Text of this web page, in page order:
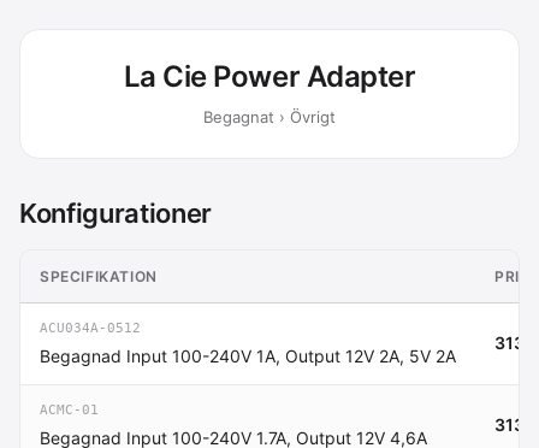
La Cie Power Adapter
Begagnat › Övrigt
Konfigurationer
SPECIFIKATION PRIS
ACU034A-0512
Begagnad Input 100-240V 1A, Output 12V 2A, 5V 2A
313
ACMC-01
Begagnad Input 100-240V 1.7A, Output 12V 4,6A
313